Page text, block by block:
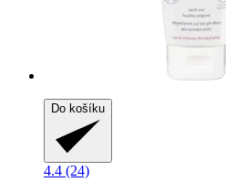
Do košíku
4.4 (24)